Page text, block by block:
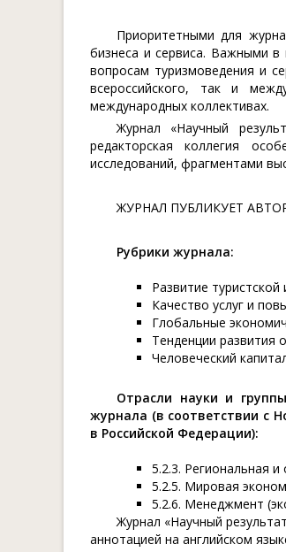
Приоритетными для
бизнеса и сервиса. Важными в
вопросам туризмоведения и
всероссийского, так и
международных коллективах.
Журнал «Научный
редакторская коллегия
исследований, фрагментами
ЖУРНАЛ ПУБЛИКУЕТ
Рубрики журнала:
Развитие
Качество услуг и
Глобальные
Тенденции развития
Человеческий
Отрасли науки и
журнала (в соответствии с
в Российской Федерации):
5.2.3. Региональная
5.2.5. Мировая
5.2.6. Менеджмент
Журнал «Научный
аннотацией на английском